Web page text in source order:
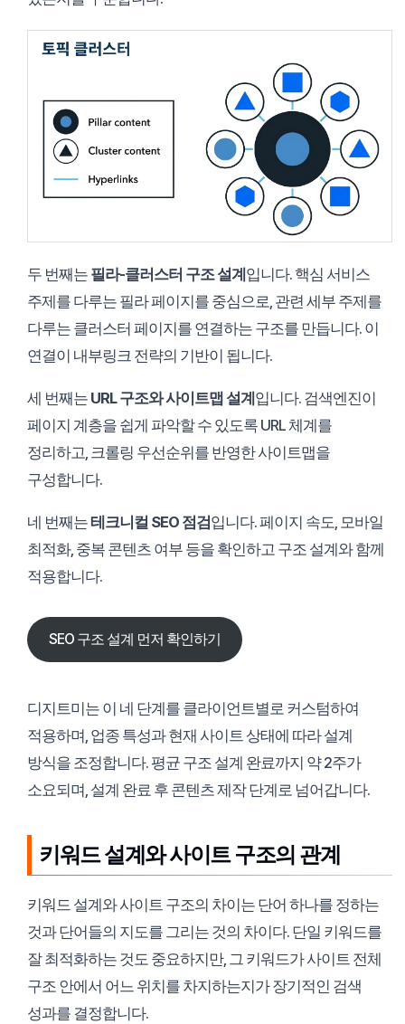
두 번째는 필라-클러스터 구조 설계 입니다. 핵심 서비스
주제를 다루는 필라 페이지를 중심으로, 관련 세부 주제를
다루는 클러스터 페이지를 연결하는 구조를 만듭니다. 이
연결이 내부링크 전략의 기반이 됩니다.
세 번째는 URL 구조와 사이트맵 설계 입니다. 검색엔진이
페이지 계층을 쉽게 파악할 수 있도록 URL 체계를
정리하고, 크롤링 우선순위를 반영한 사이트맵을
구성합니다.
네 번째는테크니컬 SEO 점검입니다. 페이지 속도, 모바일
최적화, 중복 콘텐츠 여부 등을 확인하고 구조 설계와 함께
적용합니다.
SEO 구조 설계 먼저 확인하기
디지트미는 이 네 단계를 클라이언트별로 커스텀하여
적용하며, 업종 특성과 현재 사이트 상태에 따라 설계
방식을 조정합니다. 평균 구조 설계 완료까지 약 2주가
소요되며, 설계 완료 후 콘텐츠 제작 단계로 넘어갑니다.
키워드 설계와 사이트 구조의 관계
키워드 설계와 사이트 구조의 차이는 단어 하나를 정하는
것과 단어들의 지도를 그리는 것의 차이다. 단일 키워드를
잘 최적화하는 것도 중요하지만, 그 키워드가 사이트 전체
구조 안에서 어느 위치를 차지하는지가 장기적인 검색
성과를 결정합니다.